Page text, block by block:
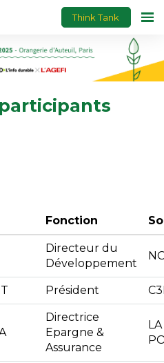
Think Tank
Fonction
Directeur du
Développement
Président
Directrice
Epargne &
Assurance